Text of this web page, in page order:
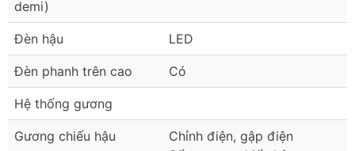
demi)
Đèn hậu LED
Đèn phanh trên cao Có
Hệ thống gương
Gương chiếu hậu
Chỉnh điện, gập điện